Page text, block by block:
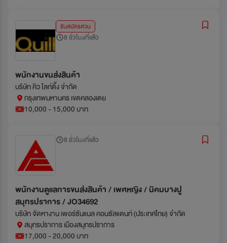
รับสมัครด่วน
8 ชั่วโมงที่แล้ว
พนักงานขนส่งสินค้า
บริษัท คิว ไลท์ติ้ง จำกัด
กรุงเทพมหานคร เขตคลองเตย
10,000 - 15,000 บาท
8 ชั่วโมงที่แล้ว
พนักงานดูแลการขนส่งสินค้า / เพศหญิง / นิคมบางปู
สมุทรปราการ / JO34692
บริษัท จัดหางาน เพอร์ซันแนล คอนซัลแตนท์ (ประเทศไทย) จำกัด
สมุทรปราการ เมืองสมุทรปราการ
17,000 - 20,000 บาท